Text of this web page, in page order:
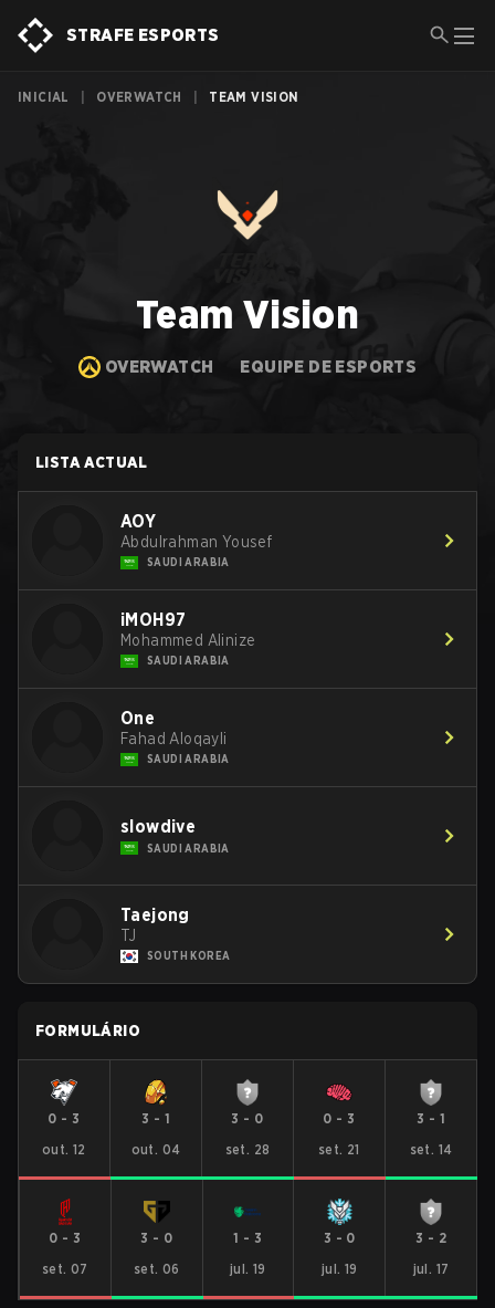
STRAFE ESPORTS
INICIAL OVERWATCH TEAM VISION
Team Vision
OVERWATCH EQUIPE DE ESPORTS
LISTA ACTUAL
AOY
Abdulrahman Yousef
SAUDI ARABIA
iMOH97
Mohammed Alinize
SAUDI ARABIA
One
Fahad Aloqayli
SAUDI ARABIA
slowdive
SAUDI ARABIA
Taejong
TJ
SOUTH KOREA
FORMULÁRIO
0 - 3
out. 12
3 - 1
out. 04
3 - 0
set. 28
0 - 3
set. 21
3 - 1
set. 14
0 - 3
set. 07
3 - 0
set. 06
1 - 3
jul. 19
3 - 0
jul. 19
3 - 2
jul. 17